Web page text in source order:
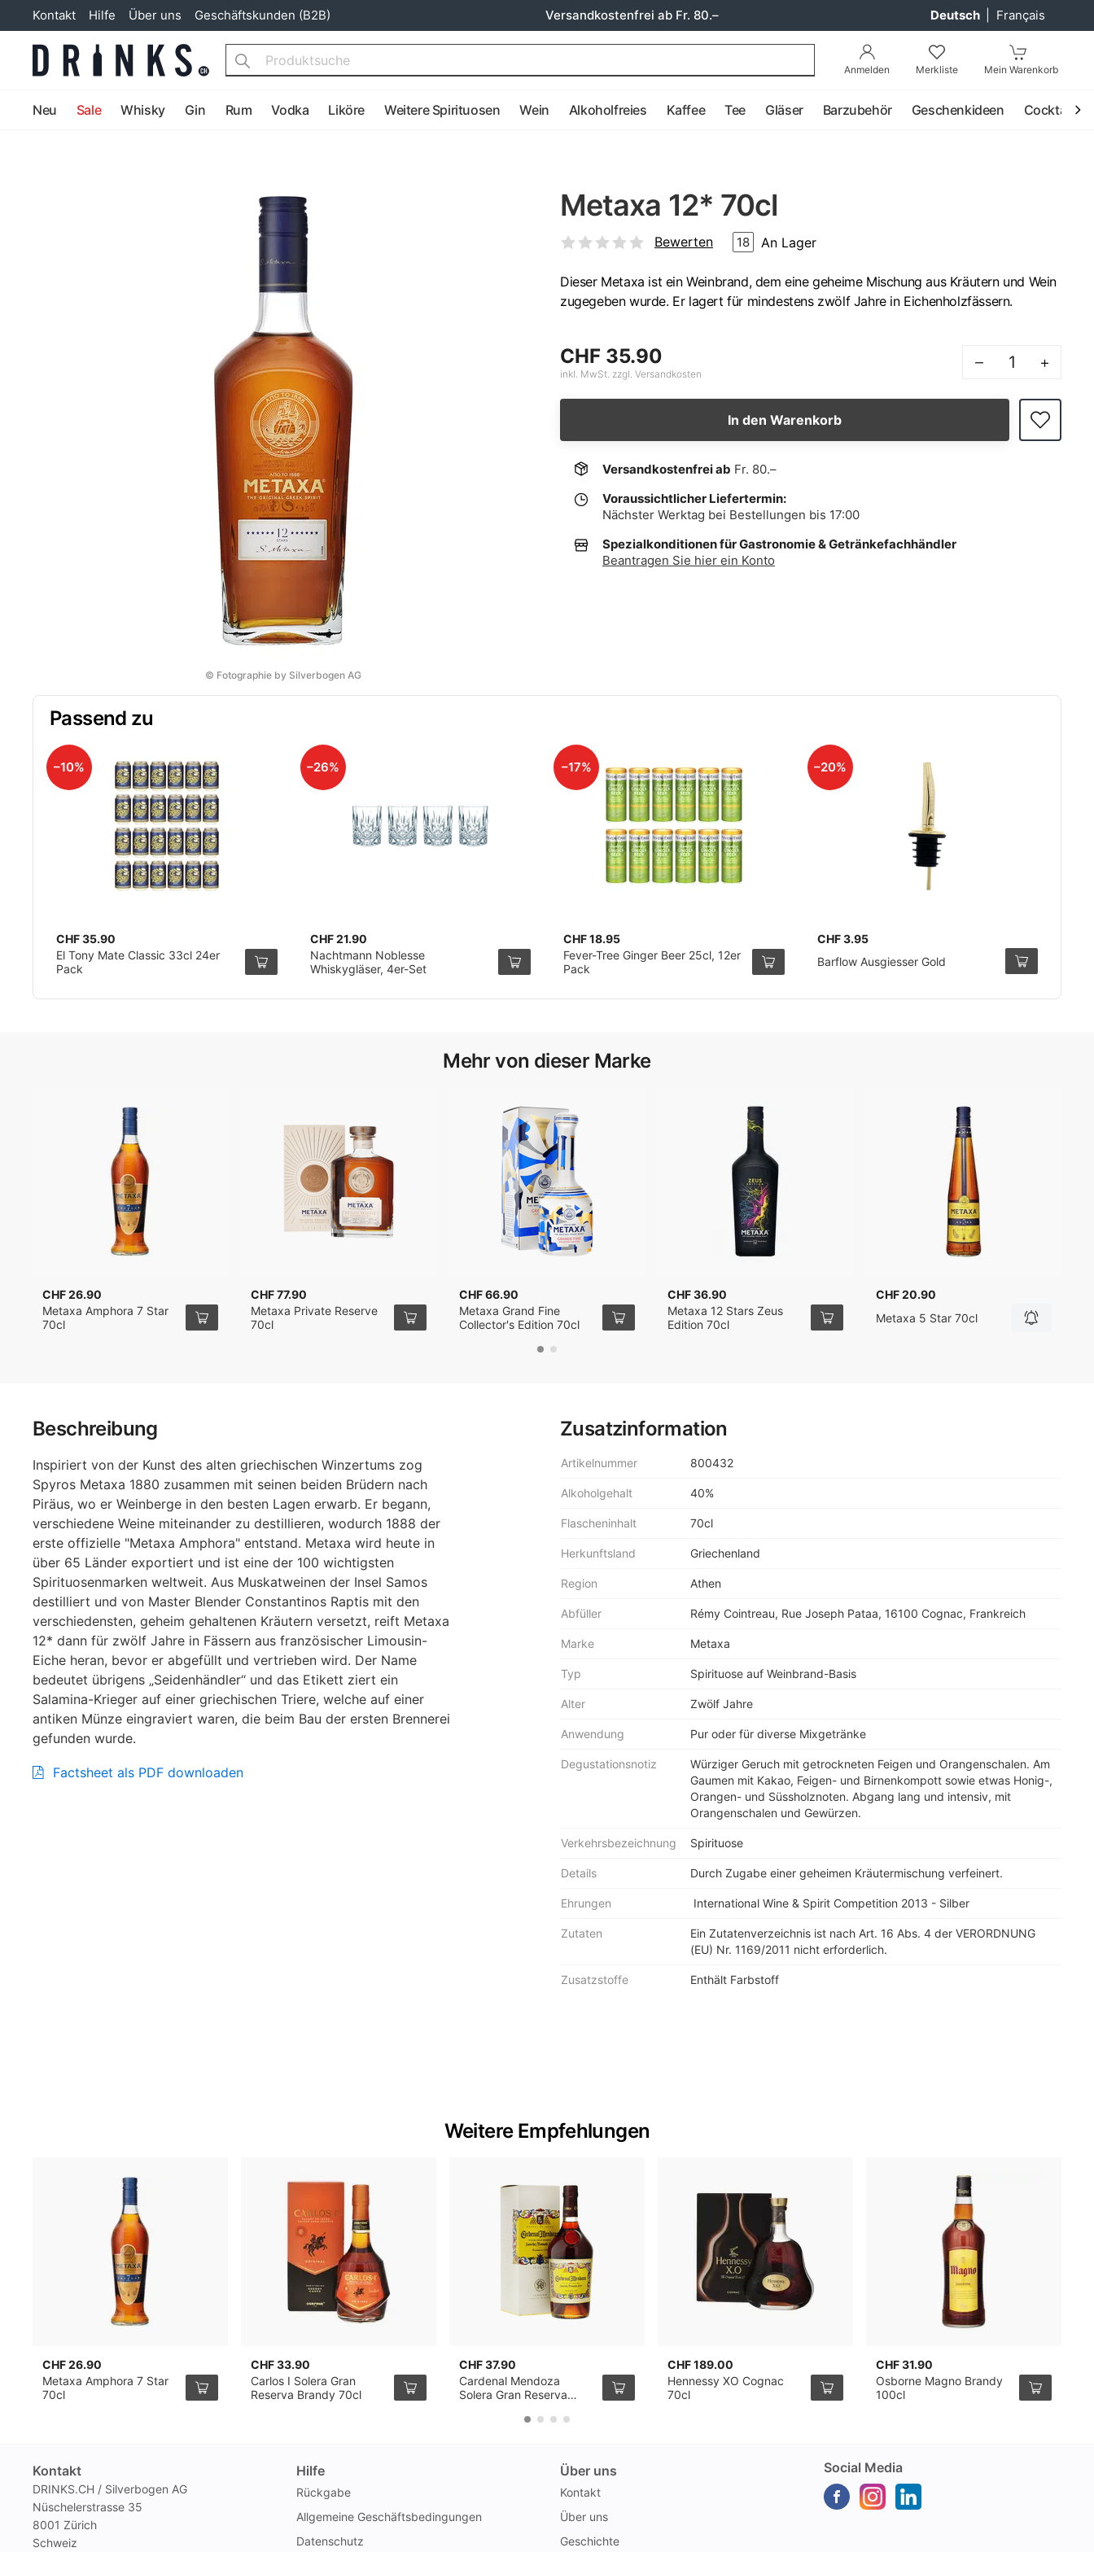
Kontakt Hilfe Über uns Geschäftskunden (B2B) Versandkostenfrei ab Fr. 80.– Deutsch Français
Anmelden Merkliste Mein Warenkorb
Search
Neu Sale Whisky Gin Rum Vodka Liköre Weitere Spirituosen Wein Alkoholfreies Kaffee Tee Gläser Barzubehör Geschenkideen Cocktail
© Fotographie by Silverbogen AG
Metaxa 12* 70cl
Bewerten 18 An Lager
Dieser Metaxa ist ein Weinbrand, dem eine geheime Mischung aus Kräutern und Wein
zugegeben wurde. Er lagert für mindestens zwölf Jahre in Eichenholzfässern.
CHF 35.90
inkl. MwSt. zzgl. Versandkosten
– +
In den Warenkorb
Versandkostenfrei ab Fr. 80.–
Voraussichtlicher Liefertermin:
Nächster Werktag bei Bestellungen bis 17:00
Spezialkonditionen für Gastronomie & Getränkefachhändler
Beantragen Sie hier ein Konto
Passend zu
–10%
CHF 35.90
El Tony Mate Classic 33cl 24er
Pack
–26%
CHF 21.90
Nachtmann Noblesse
Whiskygläser, 4er-Set
–17%
CHF 18.95
Fever-Tree Ginger Beer 25cl, 12er
Pack
–20%
CHF 3.95
Barflow Ausgiesser Gold
Beschreibung
Inspiriert von der Kunst des alten griechischen Winzertums zog
Spyros Metaxa 1880 zusammen mit seinen beiden Brüdern nach
Piräus, wo er Weinberge in den besten Lagen erwarb. Er begann,
verschiedene Weine miteinander zu destillieren, wodurch 1888 der
erste offizielle "Metaxa Amphora" entstand. Metaxa wird heute in
über 65 Länder exportiert und ist eine der 100 wichtigsten
Spirituosenmarken weltweit. Aus Muskatweinen der Insel Samos
destilliert und von Master Blender Constantinos Raptis mit den
verschiedensten, geheim gehaltenen Kräutern versetzt, reift Metaxa
12* dann für zwölf Jahre in Fässern aus französischer Limousin-
Eiche heran, bevor er abgefüllt und vertrieben wird. Der Name
bedeutet übrigens „Seidenhändler“ und das Etikett ziert ein
Salamina-Krieger auf einer griechischen Triere, welche auf einer
antiken Münze eingraviert waren, die beim Bau der ersten Brennerei
gefunden wurde.
Factsheet als PDF downloaden
Zusatzinformation
Artikelnummer 800432
Alkoholgehalt 40%
Flascheninhalt 70cl
Herkunftsland Griechenland
Region Athen
Abfüller Rémy Cointreau, Rue Joseph Pataa, 16100 Cognac, Frankreich
Marke Metaxa
Typ Spirituose auf Weinbrand-Basis
Alter Zwölf Jahre
Anwendung Pur oder für diverse Mixgetränke
Degustationsnotiz
Würziger Geruch mit getrockneten Feigen und Orangenschalen. Am
Gaumen mit Kakao, Feigen- und Birnenkompott sowie etwas Honig-,
Orangen- und Süssholznoten. Abgang lang und intensiv, mit
Orangenschalen und Gewürzen.
Verkehrsbezeichnung Spirituose
Details Durch Zugabe einer geheimen Kräutermischung verfeinert.
Ehrungen International Wine & Spirit Competition 2013 - Silber
Zutaten
Ein Zutatenverzeichnis ist nach Art. 16 Abs. 4 der VERORDNUNG
(EU) Nr. 1169/2011 nicht erforderlich.
Zusatzstoffe Enthält Farbstoff
Mehr von dieser Marke
CHF 26.90
Metaxa Amphora 7 Star
70cl
CHF 77.90
Metaxa Private Reserve
70cl
CHF 66.90
Metaxa Grand Fine
Collector's Edition 70cl
CHF 36.90
Metaxa 12 Stars Zeus
Edition 70cl
CHF 20.90
Metaxa 5 Star 70cl
Weitere Empfehlungen
CHF 26.90
Metaxa Amphora 7 Star
70cl
CHF 33.90
Carlos I Solera Gran
Reserva Brandy 70cl
CHF 37.90
Cardenal Mendoza
Solera Gran Reserva
CHF 189.00
Hennessy XO Cognac
70cl
CHF 31.90
Osborne Magno Brandy
100cl
Kontakt
DRINKS.CH / Silverbogen AG
Nüschelerstrasse 35
8001 Zürich
Schweiz
Hilfe
Rückgabe
Allgemeine Geschäftsbedingungen
Datenschutz
Über uns
Kontakt
Über uns
Geschichte
Social Media